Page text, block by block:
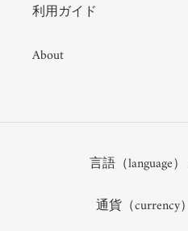
利用ガイド
About
L
A
U
A
言語（language）
C
U
通貨（currency